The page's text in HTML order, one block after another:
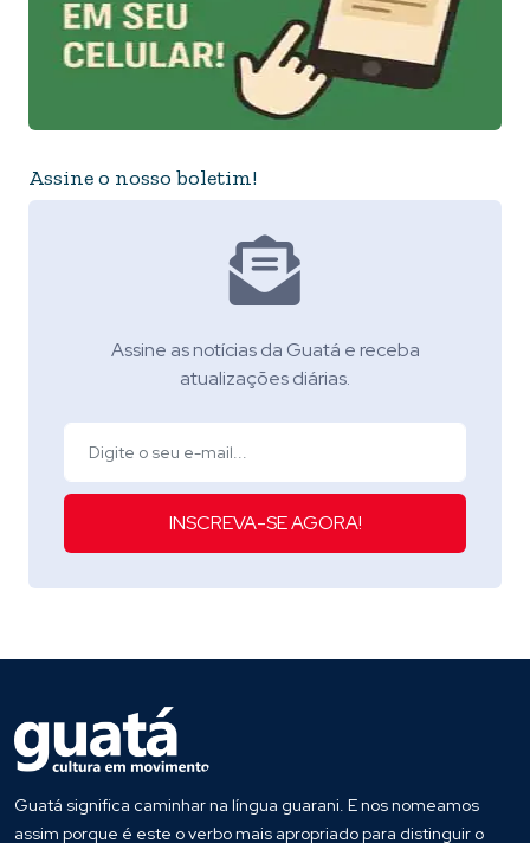
Assine o nosso boletim!
Assine as notícias da Guatá e receba
atualizações diárias.
INSCREVA-SE AGORA!
Guatá significa caminhar na língua guarani. E nos nomeamos
assim porque é este o verbo mais apropriado para distinguir o